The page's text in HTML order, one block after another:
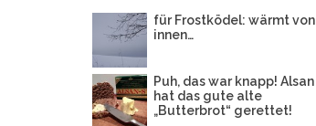
für Frostködel: wärmt von
innen…
Puh, das war knapp! Alsan
hat das gute alte
„Butterbrot“ gerettet!